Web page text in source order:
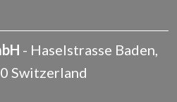
- Haselstrasse Baden
Switzerland